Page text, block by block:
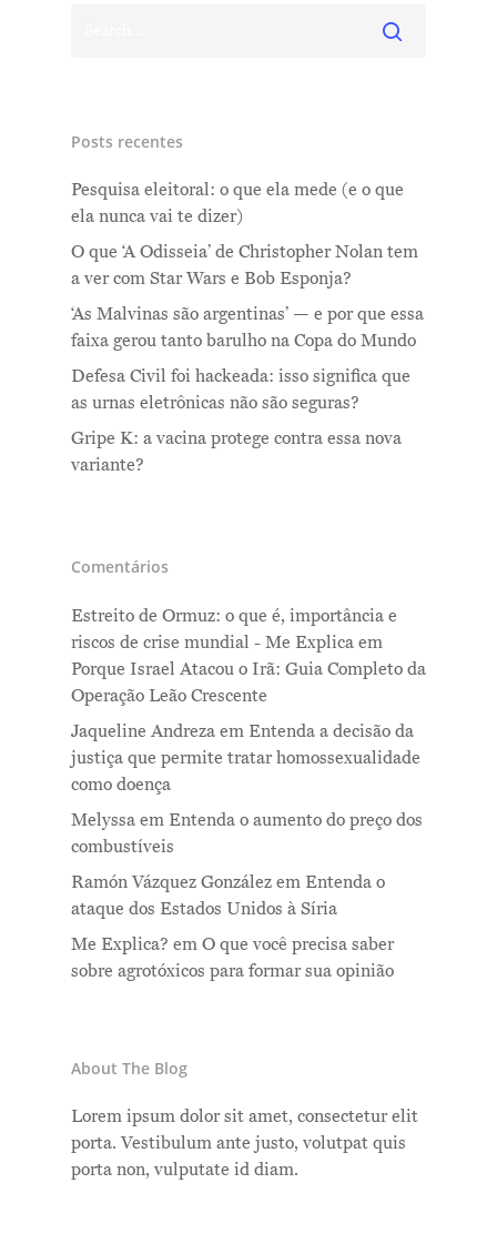
Posts recentes
Pesquisa eleitoral: o que ela mede (e o que
ela nunca vai te dizer)
O que ‘A Odisseia’ de Christopher Nolan tem
a ver com Star Wars e Bob Esponja?
‘As Malvinas são argentinas’ — e por que essa
faixa gerou tanto barulho na Copa do Mundo
Defesa Civil foi hackeada: isso significa que
as urnas eletrônicas não são seguras?
Gripe K: a vacina protege contra essa nova
variante?
Comentários
Estreito de Ormuz: o que é, importância e
riscos de crise mundial - Me Explica em
Porque Israel Atacou o Irã: Guia Completo da
Operação Leão Crescente
Jaqueline Andreza em Entenda a decisão da
justiça que permite tratar homossexualidade
como doença
Melyssa em Entenda o aumento do preço dos
combustíveis
Ramón Vázquez González em Entenda o
ataque dos Estados Unidos à Síria
Me Explica? em O que você precisa saber
sobre agrotóxicos para formar sua opinião
About The Blog
Lorem ipsum dolor sit amet, consectetur elit
porta. Vestibulum ante justo, volutpat quis
porta non, vulputate id diam.
Notícias
Newsletter
Contatos